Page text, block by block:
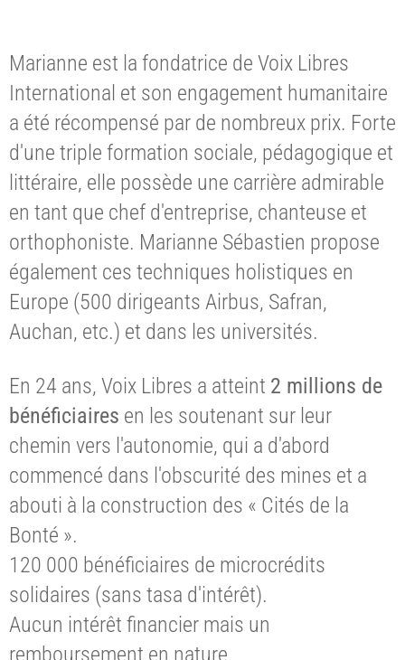
Marianne est la fondatrice de Voix Libres
International et son engagement humanitaire
a été récompensé par de nombreux prix. Forte
d'une triple formation sociale, pédagogique et
littéraire, elle possède une carrière admirable
en tant que chef d'entreprise, chanteuse et
orthophoniste. Marianne Sébastien propose
également ces techniques holistiques en
Europe (500 dirigeants Airbus, Safran,
Auchan, etc.) et dans les universités.
En 24 ans, Voix Libres a atteint 2 millions de
bénéficiaires en les soutenant sur leur
chemin vers l'autonomie, qui a d'abord
commencé dans l'obscurité des mines et a
abouti à la construction des « Cités de la
Bonté ».
120 000 bénéficiaires de microcrédits
solidaires (sans tasa d'intérêt).
Aucun intérêt financier mais un
remboursement en nature.